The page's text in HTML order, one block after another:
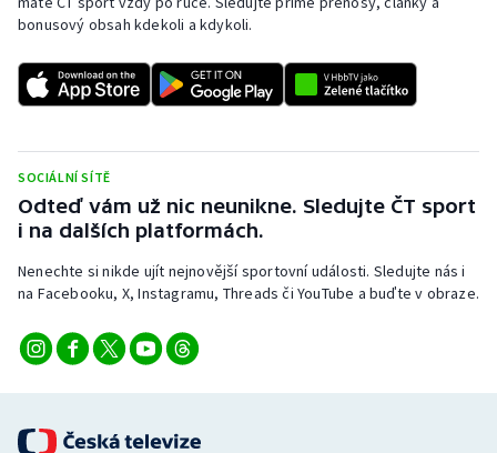
bonusový obsah kdekoli a kdykoli.
SOCIÁLNÍ SÍTĚ
Odteď vám už nic neunikne. Sledujte ČT sport
i na dalších platformách.
Nenechte si nikde ujít nejnovější sportovní události. Sledujte nás i
na Facebooku, X, Instagramu, Threads či YouTube a buďte v obraze.